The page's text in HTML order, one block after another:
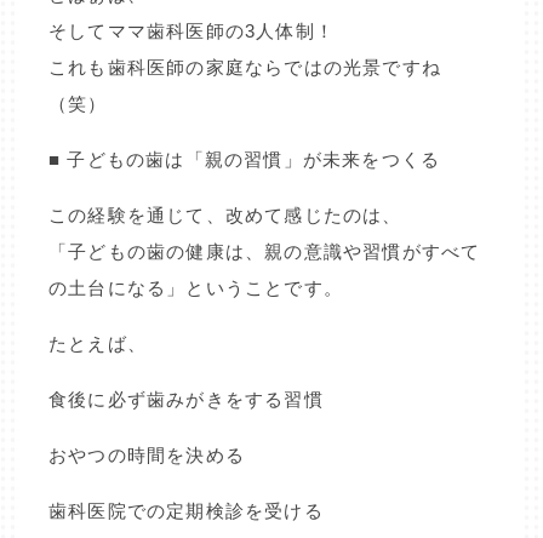
そしてママ歯科医師の3人体制！
これも歯科医師の家庭ならではの光景ですね
（笑）
■ 子どもの歯は「親の習慣」が未来をつくる
この経験を通じて、改めて感じたのは、
「子どもの歯の健康は、親の意識や習慣がすべて
の土台になる」ということです。
たとえば、
食後に必ず歯みがきをする習慣
おやつの時間を決める
歯科医院での定期検診を受ける